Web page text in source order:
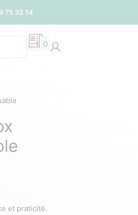
75 32 14
0
et praticité.